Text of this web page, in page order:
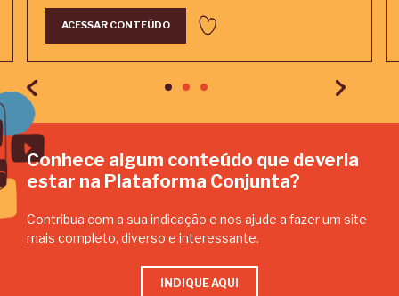
ACESSAR CONTEÚDO
Conhece algum conteúdo que deveria
estar na Plataforma Conjunta?
Contribua com a sua indicação e nos ajude a fazer um site
mais completo, diverso e interessante.
INDIQUE AQUI